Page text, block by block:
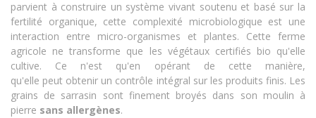
parvient à construire un système vivant soutenu et basé sur la
fertilité organique, cette complexité microbiologique est une
interaction entre micro-organismes et plantes. Cette ferme
agricole ne transforme que les végétaux certifiés bio qu'elle
cultive. Ce n'est qu'en opérant de cette manière,
qu'elle peut obtenir un contrôle intégral sur les produits finis. Les
grains de sarrasin sont finement broyés dans son moulin à
pierre sans allergènes.